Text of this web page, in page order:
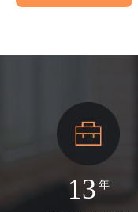
13 年